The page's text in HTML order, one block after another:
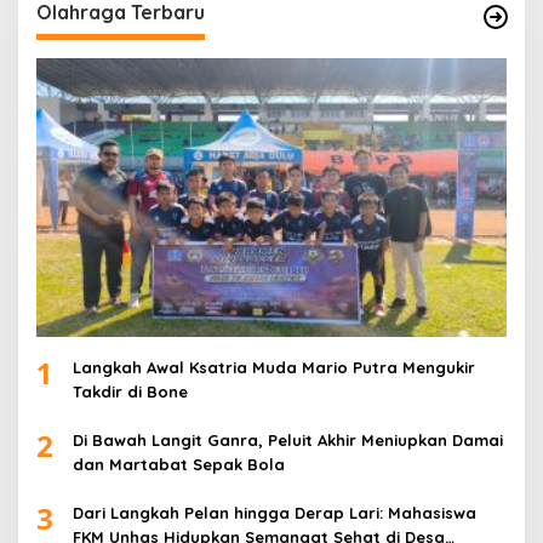
Olahraga Terbaru
1
Langkah Awal Ksatria Muda Mario Putra Mengukir
Takdir di Bone
2
Di Bawah Langit Ganra, Peluit Akhir Meniupkan Damai
dan Martabat Sepak Bola
3
Dari Langkah Pelan hingga Derap Lari: Mahasiswa
FKM Unhas Hidupkan Semangat Sehat di Desa